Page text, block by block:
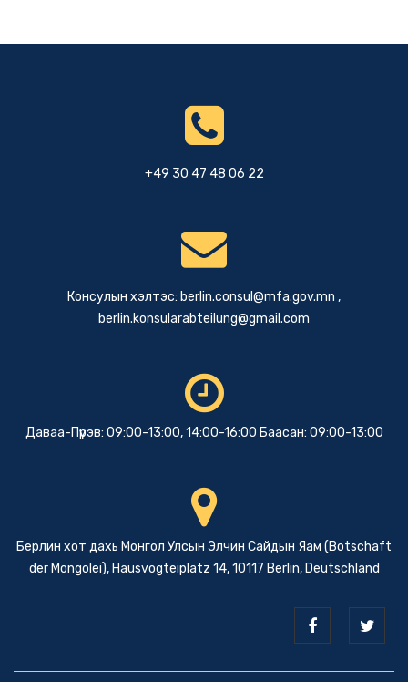
+49 30 47 48 06 22
Консулын хэлтэс: berlin.consul@mfa.gov.mn ,
berlin.konsularabteilung@gmail.com
Даваа-Пүрэв: 09:00-13:00, 14:00-16:00 Баасан: 09:00-13:00
Берлин хот дахь Монгол Улсын Элчин Сайдын Яам (Botschaft
der Mongolei), Hausvogteiplatz 14, 10117 Berlin, Deutschland